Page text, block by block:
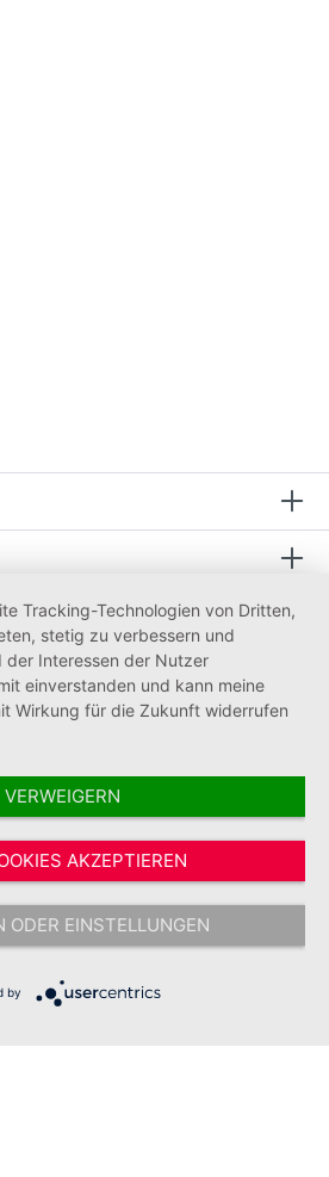
zzgl.Versandkostenund ggf.
wenn nicht anders angegeben.
Unfall-Hilfe e.V. - Alle Rechte
vorbehalten.
Tracking-Technologien von Dritten,
stetig zu verbessern und
der Interessen der Nutzer
einverstanden und kann meine
Wirkung für die Zukunft widerrufen
VERWEIGERN
AKZEPTIEREN
ODER EINSTELLUNGEN
by